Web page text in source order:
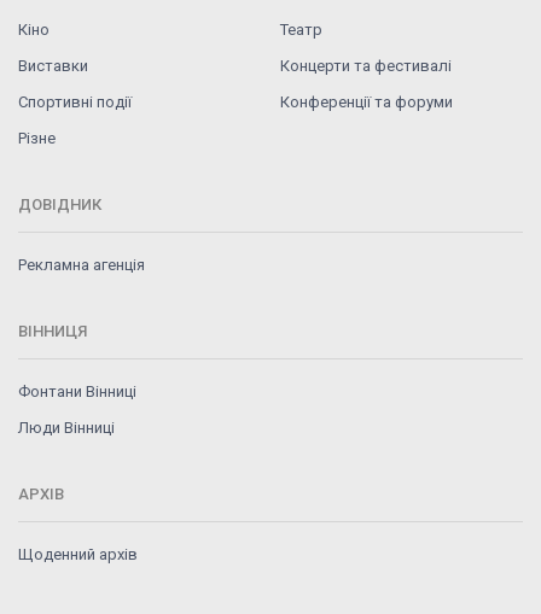
Кіно
Театр
Виставки
Концерти та фестивалі
Спортивні події
Конференції та форуми
Різне
ДОВІДНИК
Рекламна агенція
ВІННИЦЯ
Фонтани Вінниці
Люди Вінниці
АРХІВ
Щоденний архів